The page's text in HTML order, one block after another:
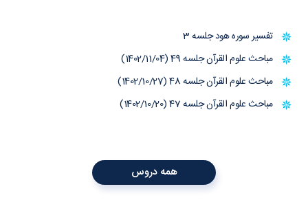
تفسیر سوره هود جلسه 3
مباحث علوم القرآن جلسه 49 (1402/11/04)
مباحث علوم القرآن جلسه 48 (1402/10/27)
مباحث علوم القرآن جلسه 47 (1402/10/20)
همه دروس